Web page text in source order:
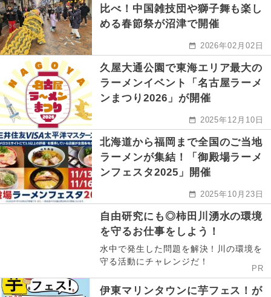
比べ！中国雑技団や獅子舞も楽し
める春節祭が沼津で開催
2026年02月02日
久屋大通公園で東海エリア最大の
ラーメンイベント「名古屋ラーメ
ンまつり2026」が開催
2025年12月10日
北海道から福岡まで全国のご当地
ラーメンが集結！「御殿場ラーメ
ンフェスタ2025」開催
2025年10月23日
自由研究にも◎柿田川湧水の環境
を守るお仕事をしよう！
水中で発生した問題を解決！川の環境を
守る活動にチャレンジだ！
PR
伊東マリンタウンに芋フェス！が